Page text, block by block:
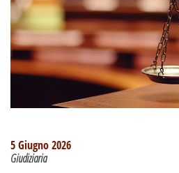
5 Giugno 2026
Giudiziaria